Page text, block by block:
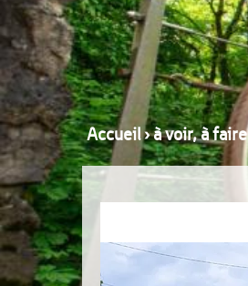
Accueil›à voir, à faire